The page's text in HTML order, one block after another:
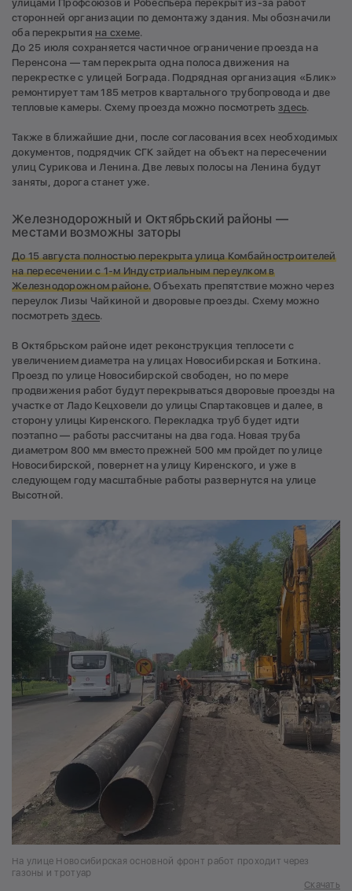
улицами Профсоюзов и Робеспьера перекрыт из-за работ
сторонней организации по демонтажу здания. Мы обозначили
оба перекрытия на схеме.
До 25 июля сохраняется частичное ограничение проезда на
Перенсона — там перекрыта одна полоса движения на
перекрестке с улицей Бограда. Подрядная организация «Блик»
ремонтирует там 185 метров квартального трубопровода и две
тепловые камеры. Схему проезда можно посмотреть здесь.
Также в ближайшие дни, после согласования всех необходимых
документов, подрядчик СГК зайдет на объект на пересечении
улиц Сурикова и Ленина. Две левых полосы на Ленина будут
заняты, дорога станет уже.
Железнодорожный и Октябрьский районы —
местами возможны заторы
До 15 августа полностью перекрыта улица Комбайностроителей
на пересечении с 1-м Индустриальным переулком в
Железнодорожном районе. Объехать препятствие можно через
переулок Лизы Чайкиной и дворовые проезды. Схему можно
посмотреть здесь.
В Октябрьском районе идет реконструкция теплосети с
увеличением диаметра на улицах Новосибирская и Боткина.
Проезд по улице Новосибирской свободен, но по мере
продвижения работ будут перекрываться дворовые проезды на
участке от Ладо Кецховели до улицы Спартаковцев и далее, в
сторону улицы Киренского. Перекладка труб будет идти
поэтапно — работы рассчитаны на два года. Новая труба
диаметром 800 мм вместо прежней 500 мм пройдет по улице
Новосибирской, повернет на улицу Киренского, и уже в
следующем году масштабные работы развернутся на улице
Высотной.
На улице Новосибирская основной фронт работ проходит через
газоны и тротуар
Скачать